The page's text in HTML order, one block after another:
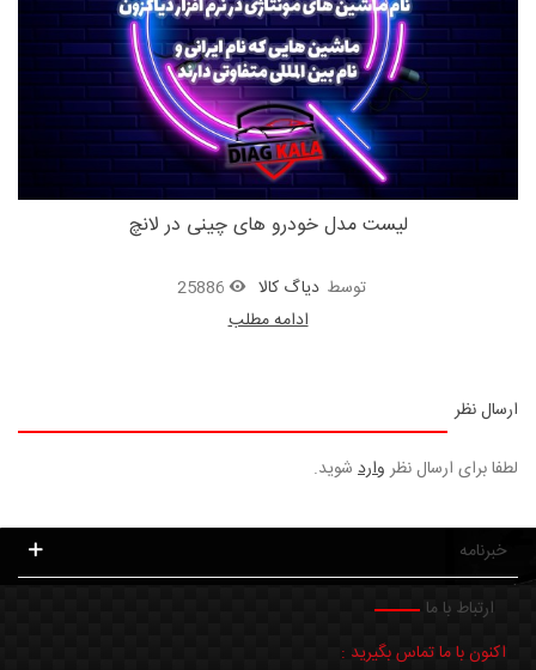
لیست مدل خودرو های چینی در لانچ
توسط دیاگ کالا
25886
ادامه مطلب
ارسال نظر
لطفا برای ارسال نظروارد شوید.
خبرنامه
ارتباط با ما
اکنون با ما تماس بگیرید :